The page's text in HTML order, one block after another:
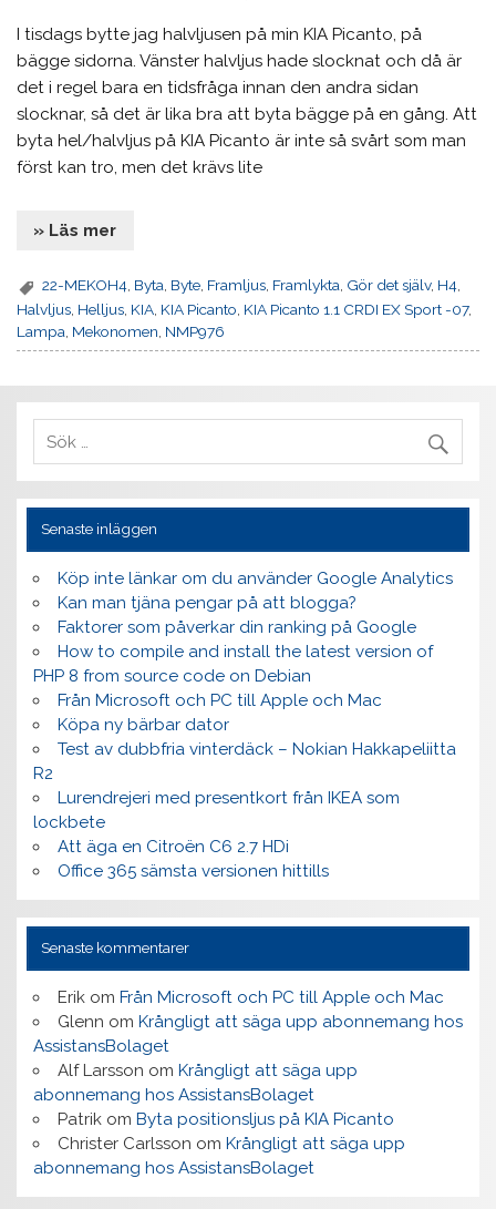
I tisdags bytte jag halvljusen på min KIA Picanto, på
bägge sidorna. Vänster halvljus hade slocknat och då är
det i regel bara en tidsfråga innan den andra sidan
slocknar, så det är lika bra att byta bägge på en gång. Att
byta hel/halvljus på KIA Picanto är inte så svårt som man
först kan tro, men det krävs lite
» Läs mer
22-MEKOH4 Byta Byte Framljus Framlykta Gör det själv, H4
Halvljus Helljus KIA KIA Picanto KIA Picanto 1.1 CRDI EX Sport -07,
Lampa Mekonomen NMP976
Senaste inläggen
Köp inte länkar om du använder Google Analytics
Kan man tjäna pengar på att blogga?
Faktorer som påverkar din ranking på Google
How to compile and install the latest version of
PHP 8 from source code on Debian
Från Microsoft och PC till Apple och Mac
Köpa ny bärbar dator
Test av dubbfria vinterdäck – Nokian Hakkapeliitta
R2
Lurendrejeri med presentkort från IKEA som
lockbete
Att äga en Citroën C6 2.7 HDi
Office 365 sämsta versionen hittills
Senaste kommentarer
Erikom Från Microsoft och PC till Apple och Mac
Glenn om Krångligt att säga upp abonnemang hos
AssistansBolaget
Alf Larsson om Krångligt att säga upp
abonnemang hos AssistansBolaget
Patrikom Byta positionsljus på KIA Picanto
Christer Carlsson om Krångligt att säga upp
abonnemang hos AssistansBolaget